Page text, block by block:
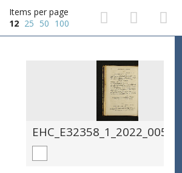
Items per page
12 25 50 100